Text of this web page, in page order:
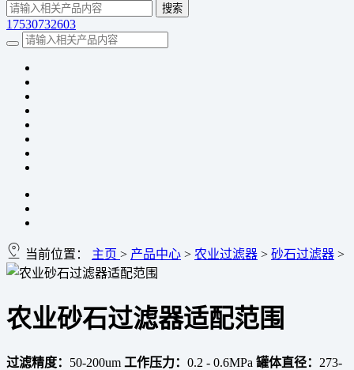
17530732603
当前位置： 主页 > 产品中心 > 农业过滤器 > 砂石过滤器 >
农业砂石过滤器适配范围
过滤精度： 50-200um 工作压力： 0.2 - 0.6MPa 罐体直径： 273-